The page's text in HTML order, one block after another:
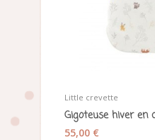
Little crevette
55,00 €